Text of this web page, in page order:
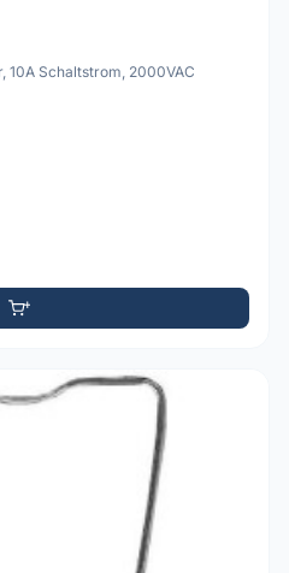
10A Schaltstrom, 2000VAC